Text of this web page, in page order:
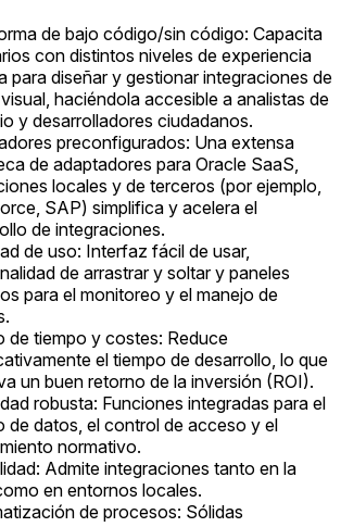
de bajo código/sin código: Capacita
con distintos niveles de experiencia
para diseñar y gestionar integraciones de
haciéndola accesible a analistas de
y desarrolladores ciudadanos.
preconfigurados: Una extensa
de adaptadores para Oracle SaaS,
locales y de terceros (por ejemplo,
SAP) simplifica y acelera el
de integraciones.
de uso: Interfaz fácil de usar,
de arrastrar y soltar y paneles
para el monitoreo y el manejo de
de tiempo y costes: Reduce
el tiempo de desarrollo, lo que
un buen retorno de la inversión (ROI).
robusta: Funciones integradas para el
de datos, el control de acceso y el
normativo.
Admite integraciones tanto en la
en entornos locales.
de procesos: Sólidas